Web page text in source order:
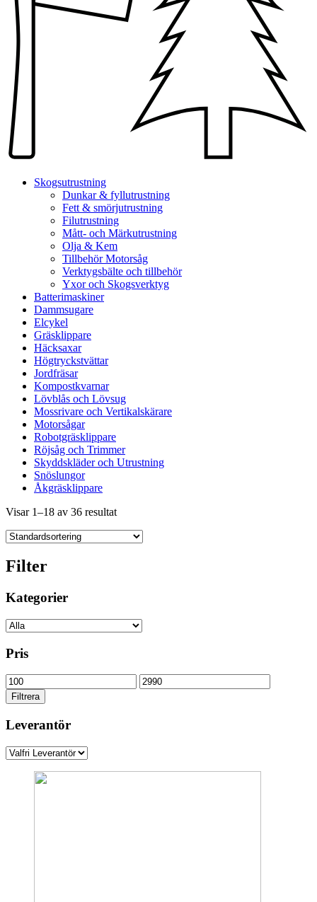
Skogsutrustning
Dunkar & fyllutrustning
Fett & smörjutrustning
Filutrustning
Mått- och Märkutrustning
Olja & Kem
Tillbehör Motorsåg
Verktygsbälte och tillbehör
Yxor och Skogsverktyg
Batterimaskiner
Dammsugare
Elcykel
Gräsklippare
Häcksaxar
Högtryckstvättar
Jordfräsar
Kompostkvarnar
Lövblås och Lövsug
Mossrivare och Vertikalskärare
Motorsågar
Robotgräsklippare
Röjsåg och Trimmer
Skyddskläder och Utrustning
Snöslungor
Åkgräsklippare
Visar 1–18 av 36 resultat
Filter
Kategorier
Pris
Min
pris
Max
pris
Filtrera
Leverantör